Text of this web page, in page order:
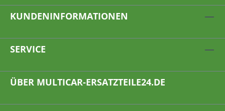
KUNDENINFORMATIONEN
SERVICE
ÜBER MULTICAR-ERSATZTEILE24.DE